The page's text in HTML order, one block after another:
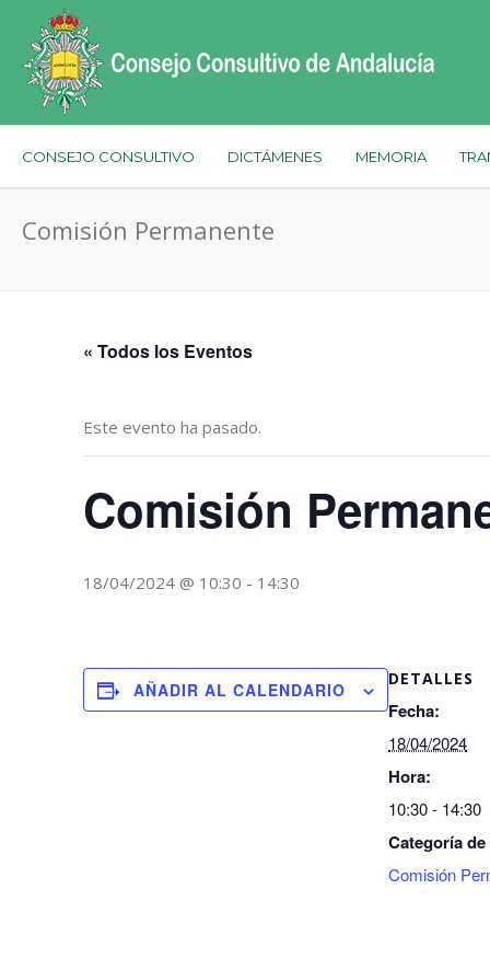
CONSEJO CONSULTIVO DICTÁMENES MEMORIA
Comisión Permanente
« Todos los Eventos
Este evento ha pasado.
Comisión
18/04/2024 @ 10:30 - 14:30
AÑADIR AL CALENDARIO
DETALLES
Fecha:
18/04/2024
Hora:
10:30 - 14:30
Categoría
Comisión